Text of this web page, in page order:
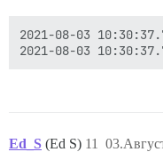
2021-08-03
Ed_S (Ed S) 11